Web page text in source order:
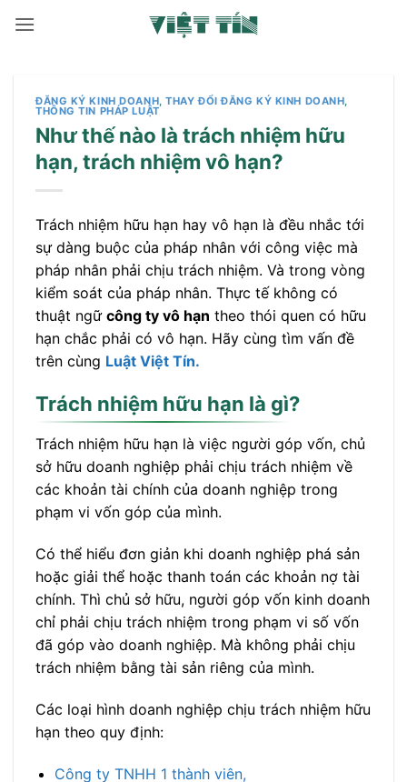
qua
ĐĂNG KÝ KINH DOANH,THAY ĐỔI ĐĂNG KÝ KINH DOANH,
THÔNG TIN PHÁP LUẬT
Như thế nào là trách nhiệm hữu
hạn, trách nhiệm vô hạn?
Trách nhiệm hữu hạn hay vô hạn là đều nhắc tới
sự dàng buộc của pháp nhân với công việc mà
pháp nhân phải chịu trách nhiệm. Và trong vòng
kiểm soát của pháp nhân. Thực tế không có
thuật ngữ công ty vô hạn theo thói quen có hữu
hạn chắc phải có vô hạn. Hãy cùng tìm vấn đề
trên cùng Luật Việt Tín.
Trách nhiệm hữu hạn là gì?
Trách nhiệm hữu hạn là việc người góp vốn, chủ
sở hữu doanh nghiệp phải chịu trách nhiệm về
các khoản tài chính của doanh nghiệp trong
phạm vi vốn góp của mình.
Có thể hiểu đơn giản khi doanh nghiệp phá sản
hoặc giải thể hoặc thanh toán các khoản nợ tài
chính. Thì chủ sở hữu, người góp vốn kinh doanh
chỉ phải chịu trách nhiệm trong phạm vi số vốn
đã góp vào doanh nghiệp. Mà không phải chịu
trách nhiệm bằng tài sản riêng của mình.
Các loại hình doanh nghiệp chịu trách nhiệm hữu
hạn theo quy định:
Công ty TNHH 1 thành viên,